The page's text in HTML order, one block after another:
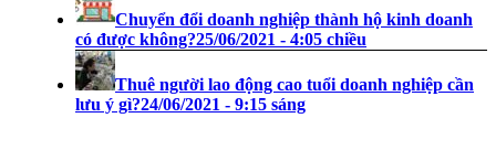
Chuyển đổi doanh nghiệp thành hộ kinh doanh
có được không?25/06/2021 - 4:05 chiều
Thuê người lao động cao tuổi doanh nghiệp cần
lưu ý gì?24/06/2021 - 9:15 sáng